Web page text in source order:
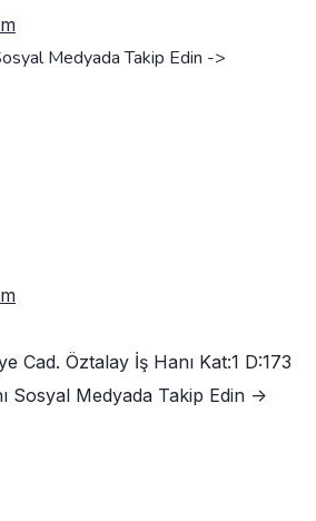
Medyada Takip Edin ->
Cad. Öztalay İş Hanı Kat:1 D:173
Sosyal Medyada Takip Edin ->